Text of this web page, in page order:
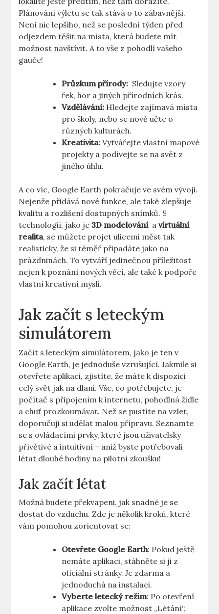
Plánování ⁢výletu se tak⁤ stává ⁢o⁢ to zábavnější.
Není‍ nic lepšího,⁢ než⁤ se poslední týden⁣ před
odjezdem těšit ⁢na ⁤místa, která ‍budete ‍mít
možnost navštívit. ⁣A to⁤ vše z pohodlí vašeho
gauče!
Průzkum ⁣přírody: ​ Sledujte vzory
řek, hor a jiných přírodních krás.
Vzdělávání: Hledejte zajímavá ‍místa
pro školy, nebo se nově​ učte o
různých kulturách.
Kreativita: Vytvářejte vlastní mapové
projekty a podívejte se na svět z
jiného úhlu.
A co víc, Google Earth ⁤pokračuje‍ ve svém vývoji.
Nejenže přidává nové​ funkce,​ ale také zlepšuje
kvalitu a rozlišení dostupných‍ snímků. S
⁣technologií, jako je 3D modelování⁣ avirtuální
realita, se ⁢můžete projet⁢ ulicemi měst ‌tak
realisticky, že⁣ si téměř připadáte jako na
⁣prázdninách. To ‌vytváří jedinečnou příležitost
nejen k poznání nových věcí, ale také k podpoře
vlastní kreativní mysli.
Jak ⁣začít ⁤s leteckým​
simulátorem
Začít s‌ leteckým ‌simulátorem, jako⁤ je⁣ ten v
Google Earth, ⁢je jednoduše vzrušující. ⁢Jakmile ​si
otevřete aplikaci, zjistíte, že máte k dispozici
celý svět jak na​ dlani. ‌Vše, co potřebujete,‍ je
⁢počítač s připojením k ‍internetu, pohodlná židle
a chuť​ prozkoumávat. ‌Než se pustíte na vzlet,
doporučuji si udělat malou přípravu. Seznamte
se s ⁢ovládacími prvky, které ⁤jsou uživatelsky
‌přívětivé a intuitivní – aniž byste potřebovali
létat dlouhé hodiny ‍na ⁤pilotní zkoušku!
Jak začít ​létat
Možná budete překvapeni, jak ⁣snadné je se ​
dostat do vzduchu. Zde je několik kroků, ‍které
vám ⁣pomohou zorientovat se:
Otevřete Google Earth: Pokud ještě
nemáte aplikaci, stáhněte si ji​ z
⁤oficiální stránky. Je zdarma a⁤
jednoduchá na ⁢instalaci.
Vyberte letecký režim: Po otevření
aplikace zvolte možnost⁤ „Létání“,